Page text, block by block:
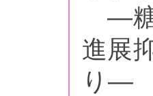
―糖
進展
り―